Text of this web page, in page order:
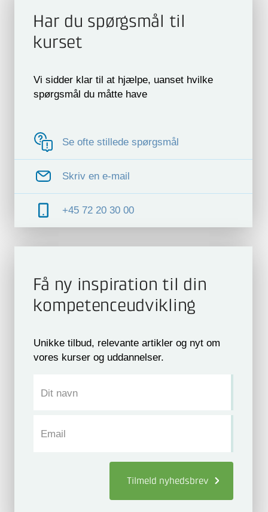
Har du spørgsmål til
kurset
Vi sidder klar til at hjælpe, uanset hvilke
spørgsmål du måtte have
Se ofte stillede spørgsmål
Skriv en e-mail
+45 72 20 30 00
Få ny inspiration til din
kompetence­udvikling
Unikke tilbud, relevante artikler og nyt om
vores kurser og uddannelser.
Dit navn
Email
Tilmeld nyhedsbrev